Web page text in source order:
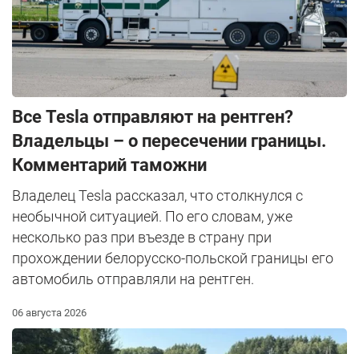
Все Tesla отправляют на рентген?
Владельцы – о пересечении границы.
Комментарий таможни
Владелец Tesla рассказал, что столкнулся с
необычной ситуацией. По его словам, уже
несколько раз при въезде в страну при
прохождении белорусско-польской границы его
автомобиль отправляли на рентген.
06 августа 2026